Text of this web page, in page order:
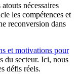
nécessaires
les compétences et
reconversion dans
et motivations pour
du secteur. Ici, nous
défis réels.